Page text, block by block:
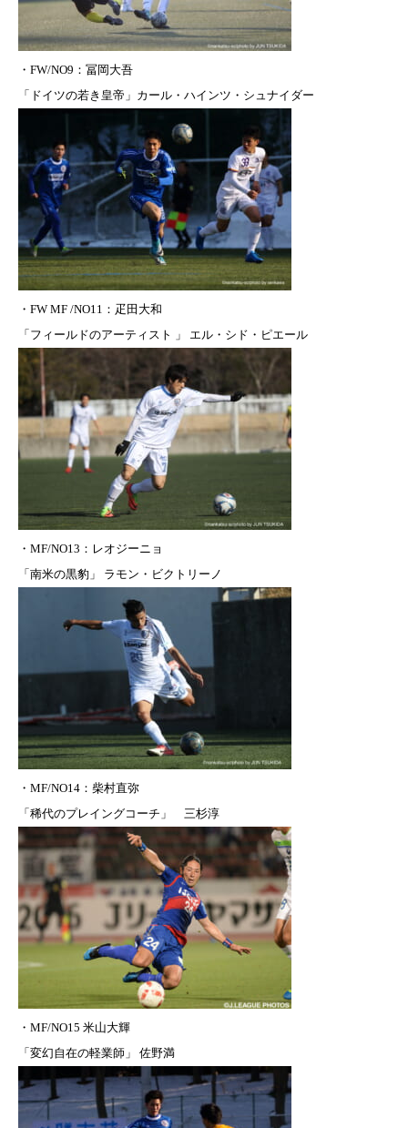
・ FW/NO9： 冨岡大吾
「ドイツの若き皇帝」カール・ハインツ・シュナイダー
・FW MF /NO11：疋田大和
「フィールドのアーティスト 」 エル・シド・ピエール
・MF/NO13：レオジーニョ
「南米の黒豹」 ラモン・ビクトリーノ
・MF/NO14：柴村直弥
「稀代のプレイングコーチ」 三杉淳
・MF/NO15 米山大輝
「変幻自在の軽業師」 佐野満